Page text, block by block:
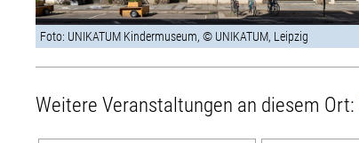
Foto: UNIKATUM Kindermuseum, © UNIKATUM, Leipzig
Weitere Veranstaltungen an diesem Ort: